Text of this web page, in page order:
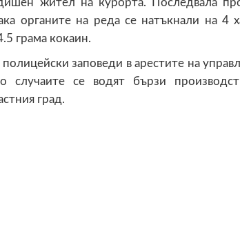
органите на реда се натъкнали на 4
грама кокаин.
заповеди в арестите на
случаите се водят бързи
град.